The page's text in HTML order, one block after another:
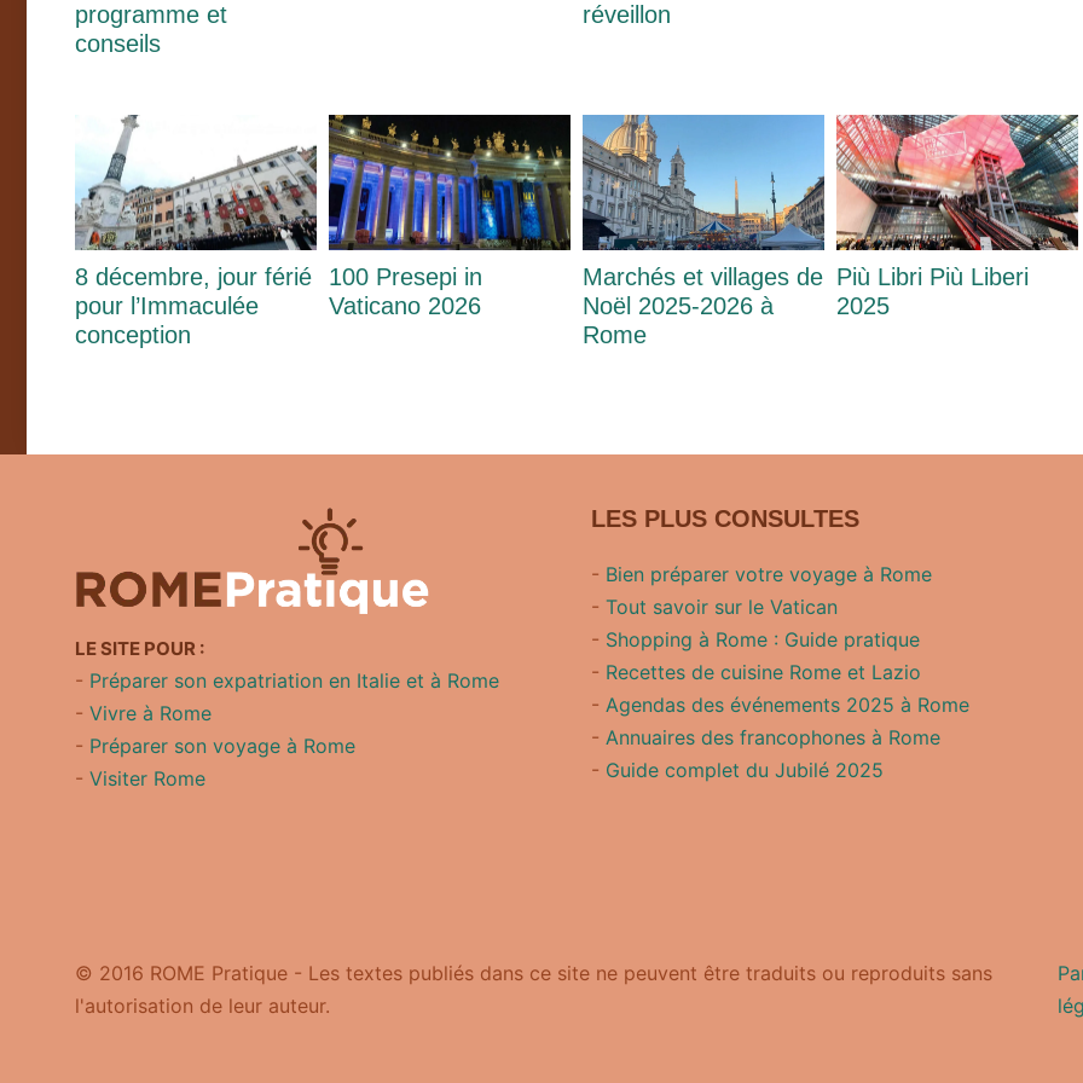
programme et
conseils
réveillon
8 décembre, jour férié
pour l’Immaculée
conception
100 Presepi in
Vaticano 2026
Marchés et villages de
Noël 2025-2026 à
Rome
Più Libri Più Liberi
2025
LE SITE POUR :
- Préparer son expatriation en Italie et à Rome
- Vivre à Rome
- Préparer son voyage à Rome
- Visiter Rome
LES PLUS CONSULTES
- Bien préparer votre voyage à Rome
- Tout savoir sur le Vatican
- Shopping à Rome : Guide pratique
- Recettes de cuisine Rome et Lazio
- Agendas des événements 2025 à Rome
- Annuaires des francophones à Rome
- Guide complet du Jubilé 2025
© 2016 ROME Pratique - Les textes publiés dans ce site ne peuvent être traduits ou reproduits sans
l'autorisation de leur auteur.